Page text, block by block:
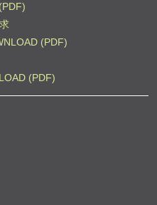
(PDF)
(PDF)